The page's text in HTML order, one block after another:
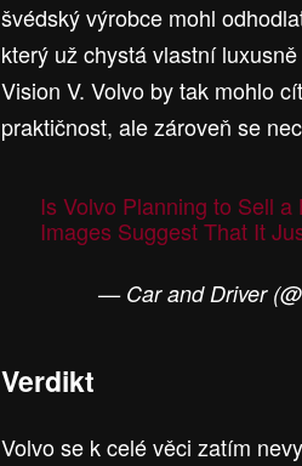
švédský výrobce mohl
který už chystá vlastní
Vision V. Volvo by tak mohlo
praktičnost, ale zároveň se
Is Volvo Planning to Sell
Images Suggest That It
— Car and Driver
Verdikt
Volvo se k celé věci zatím